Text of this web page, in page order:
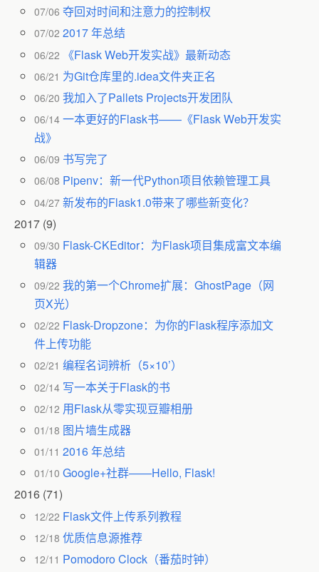
07/06夺回对时间和注意力的控制权
07/022017 年总结
06/22 《Flask Web开发实战》最新动态
06/21 为Git仓库里的.idea文件夹正名
06/20我加入了Pallets Projects开发团队
06/14一本更好的Flask书——《Flask Web开发实
战》
06/09 书写完了
06/08 Pipenv：新一代Python项目依赖管理工具
04/27新发布的Flask1.0带来了哪些新变化？
2017 (9)
09/30 Flask-CKEditor：为Flask项目集成富文本编
辑器
09/22我的第一个Chrome扩展：GhostPage（网
页X光）
02/22 Flask-Dropzone：为你的Flask程序添加文
件上传功能
02/21编程名词辨析（5×10’）
02/14 写一本关于Flask的书
02/12 用Flask从零实现豆瓣相册
01/18 图片墙生成器
01/112016 年总结
01/10Google+社群——Hello, Flask!
2016 (71)
12/22 Flask文件上传系列教程
12/18优质信息源推荐
12/11 Pomodoro Clock（番茄时钟）